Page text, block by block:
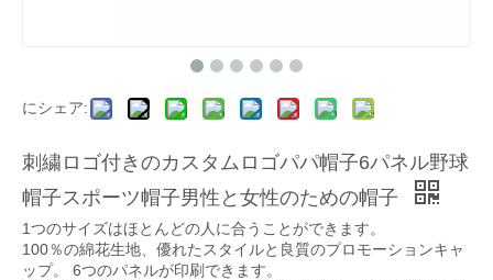
にシェア:
刺繍ロゴ付きのカスタムロゴパパ帽子6パネル野球
帽子スポーツ帽子男性と女性のための帽子
1つのサイズはほとんどの人に合うことができます。
100％の綿花生地、優れたスタイルと良質のプロモーションキャ
ップ。 6つのパネルが印刷できます。